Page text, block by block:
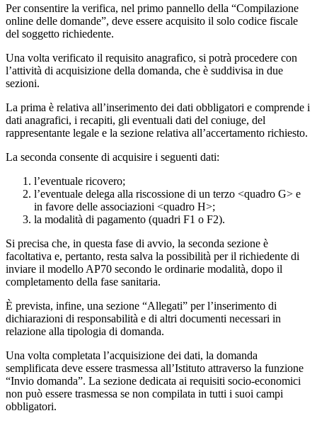
Per consentire la verifica, nel primo pannello della “Compilazione
online delle domande”, deve essere acquisito il solo codice fiscale
del soggetto richiedente.
Una volta verificato il requisito anagrafico, si potrà procedere con
l’attività di acquisizione della domanda, che è suddivisa in due
sezioni.
La prima è relativa all’inserimento dei dati obbligatori e comprende i
dati anagrafici, i recapiti, gli eventuali dati del coniuge, del
rappresentante legale e la sezione relativa all’accertamento richiesto.
La seconda consente di acquisire i seguenti dati:
l’eventuale ricovero;
l’eventuale delega alla riscossione di un terzo <quadro G> e
in favore delle associazioni <quadro H>;
la modalità di pagamento (quadri F1 o F2).
Si precisa che, in questa fase di avvio, la seconda sezione è
facoltativa e, pertanto, resta salva la possibilità per il richiedente di
inviare il modello AP70 secondo le ordinarie modalità, dopo il
completamento della fase sanitaria.
È prevista, infine, una sezione “Allegati” per l’inserimento di
dichiarazioni di responsabilità e di altri documenti necessari in
relazione alla tipologia di domanda.
Una volta completata l’acquisizione dei dati, la domanda
semplificata deve essere trasmessa all’Istituto attraverso la funzione
“Invio domanda”. La sezione dedicata ai requisiti socio-economici
non può essere trasmessa se non compilata in tutti i suoi campi
obbligatori.